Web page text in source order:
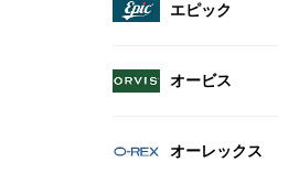
エピック
オービス
オーレックス